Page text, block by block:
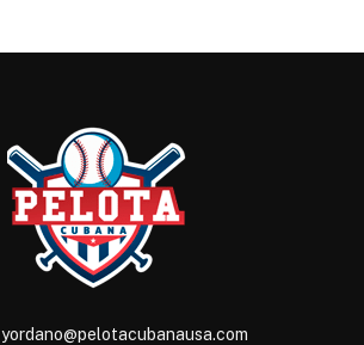
yordano@pelotacubanausa.com